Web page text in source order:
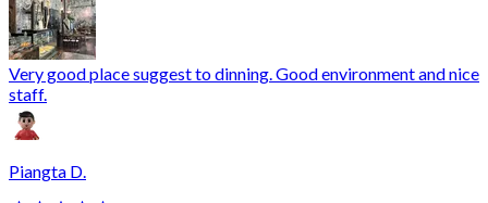
Very good place suggest to dinning. Good environment and nice
staff.
Piangta D.